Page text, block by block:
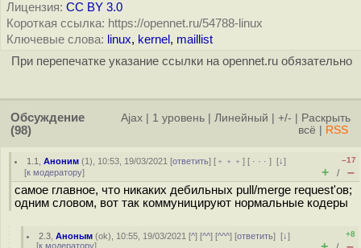
Лицензия: CC BY 3.0
Короткая ссылка: https://opennet.ru/54788-linux
Ключевые слова: linux, kernel , maillist
При перепечатке указание ссылки на opennet.ru обязательно
Обсуждение
(98)
Ajax 1 уровень Линейный +/-
Раскрыть
всё
RSS
1.1 ,Аноним (1), 10:53, 19/03/2021 [ответить] [ ﹢﹢﹢] [ · · ·][↓]
[к модератору]
–17
+ / –
самое главное, что никаких дебильных pull/merge request'ов;
одним словом, вот так коммуницируют нормальные кодеры
2.3 ,Аноным (ok), 10:55, 19/03/2021 [^] [^^] [^^^] [ответить][↓]
[к модератору]
+8